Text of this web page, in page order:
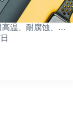
高温、耐腐蚀、…